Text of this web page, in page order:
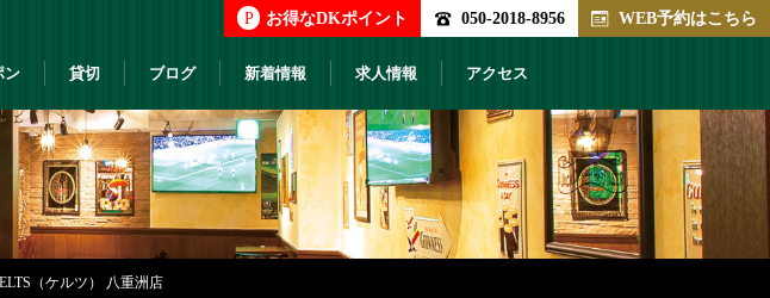
P お得なDKポイント 050-2018-8956 WEB予約はこちら
ン 貸切 ブログ 新着情報 求人情報 アクセス
（ケルツ） 八重洲店